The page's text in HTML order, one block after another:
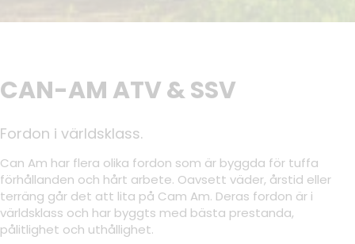
CAN-AM ATV & SSV
Fordon i världsklass.
Can Am har flera olika fordon som är byggda för tuffa
förhållanden och hårt arbete. Oavsett väder, årstid eller
terräng går det att lita på Cam Am. Deras fordon är i
världsklass och har byggts med bästa prestanda,
pålitlighet och uthållighet.